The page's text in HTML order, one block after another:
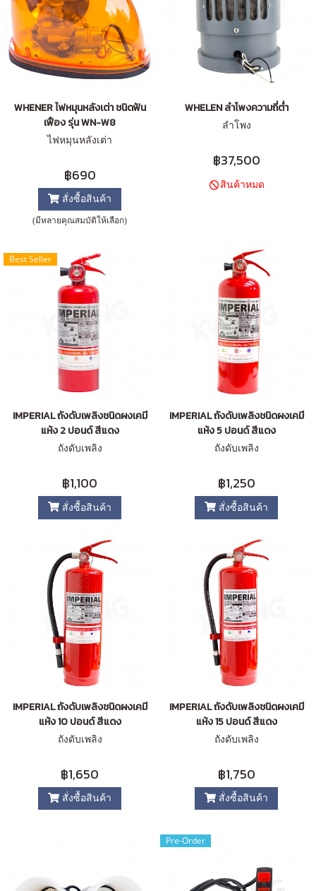
WHENER ไฟหมุนหลังเต่า ชนิดฟัน
เฟือง รุ่น WN-W8
ไฟหมุนหลังเต่า
฿690
สั่งซื้อสินค้า
(มีหลายคุณสมบัติให้เลือก)
WHELEN ลำโพงความถี่ต่ำ
ลำโพง
฿37,500
สินค้าหมด
Best Seller
IMPERIAL ถังดับเพลิงชนิดผงเคมี
แห้ง 2 ปอนด์ สีแดง
ถังดับเพลิง
฿1,100
สั่งซื้อสินค้า
IMPERIAL ถังดับเพลิงชนิดผงเคมี
แห้ง 5 ปอนด์ สีแดง
ถังดับเพลิง
฿1,250
สั่งซื้อสินค้า
IMPERIAL ถังดับเพลิงชนิดผงเคมี
แห้ง 10 ปอนด์ สีแดง
ถังดับเพลิง
฿1,650
สั่งซื้อสินค้า
IMPERIAL ถังดับเพลิงชนิดผงเคมี
แห้ง 15 ปอนด์ สีแดง
ถังดับเพลิง
฿1,750
สั่งซื้อสินค้า
Pre-Order